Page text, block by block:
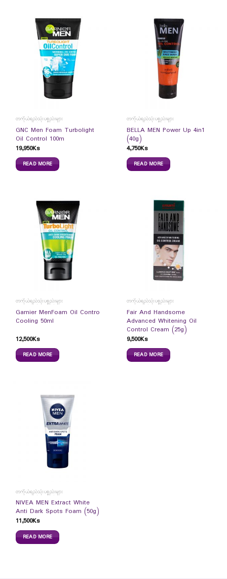
တကိုယ်ရည်သုံးပစ္စည်းများ
GNC Men Foam Turbolight
Oil Control 100m
19,950Ks
READ MORE
တကိုယ်ရည်သုံးပစ္စည်းများ
BELLA MEN Power Up 4in1
(40g)
4,750Ks
READ MORE
တကိုယ်ရည်သုံးပစ္စည်းများ
Garnier MenFoam Oil Contro
Cooling 50ml
12,500Ks
READ MORE
တကိုယ်ရည်သုံးပစ္စည်းများ
Fair And Handsome
Advanced Whitening Oil
Control Cream (25g)
9,500Ks
READ MORE
တကိုယ်ရည်သုံးပစ္စည်းများ
NIVEA MEN Extract White
Anti Dark Spots Foam (50g)
11,500Ks
READ MORE